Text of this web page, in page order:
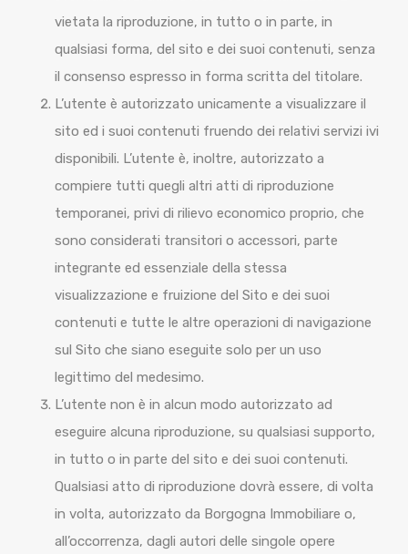
vietata la riproduzione, in tutto o in parte, in
qualsiasi forma, del sito e dei suoi contenuti, senza
il consenso espresso in forma scritta del titolare.
L’utente è autorizzato unicamente a visualizzare il
sito ed i suoi contenuti fruendo dei relativi servizi ivi
disponibili. L’utente è, inoltre, autorizzato a
compiere tutti quegli altri atti di riproduzione
temporanei, privi di rilievo economico proprio, che
sono considerati transitori o accessori, parte
integrante ed essenziale della stessa
visualizzazione e fruizione del Sito e dei suoi
contenuti e tutte le altre operazioni di navigazione
sul Sito che siano eseguite solo per un uso
legittimo del medesimo.
L’utente non è in alcun modo autorizzato ad
eseguire alcuna riproduzione, su qualsiasi supporto,
in tutto o in parte del sito e dei suoi contenuti.
Qualsiasi atto di riproduzione dovrà essere, di volta
in volta, autorizzato da Borgogna Immobiliare o,
all’occorrenza, dagli autori delle singole opere